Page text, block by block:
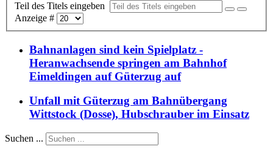
Teil des Titels eingeben
Anzeige #
Bahnanlagen sind kein Spielplatz -
Heranwachsende springen am Bahnhof
Eimeldingen auf Güterzug auf
Unfall mit Güterzug am Bahnübergang
Wittstock (Dosse), Hubschrauber im Einsatz
Suchen ...